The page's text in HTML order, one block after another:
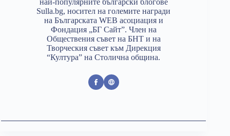
Sulla.bg, носител на големите награди
на Българската WEB асоциация и
Фондация „БГ Сайт”. Член на
Обществения съвет на БНТ и на
Творческия съвет към Дирекция
“Култура” на Столична община.